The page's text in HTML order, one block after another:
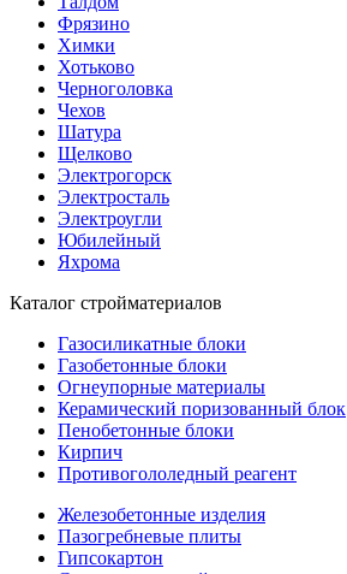
Фрязино
Химки
Хотьково
Черноголовка
Чехов
Шатура
Щелково
Электрогорск
Электросталь
Электроугли
Юбилейный
Яхрома
Каталог стройматериалов
Газосиликатные блоки
Газобетонные блоки
Огнеупорные материалы
Керамический поризованный блок
Пенобетонные блоки
Кирпич
Противогололедный реагент
Железобетонные изделия
Пазогребневые плиты
Гипсокартон